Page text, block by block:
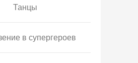
Танцы
в супергероев